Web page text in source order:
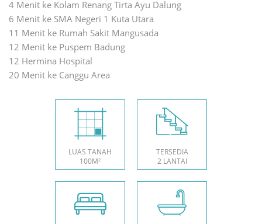
4 Menit ke Kolam Renang Tirta Ayu Dalung
6 Menit ke SMA Negeri 1 Kuta Utara
11 Menit ke Rumah Sakit Mangusada
12 Menit ke Puspem Badung
12 Hermina Hospital
20 Menit ke Canggu Area
LUAS TANAH
100M²
TERSEDIA
2 LANTAI